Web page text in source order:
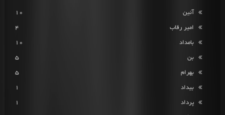
آئین 10
امیر رقاب 4
بامداد 10
بن 5
بهرام 5
بیداد 1
پرداد 1